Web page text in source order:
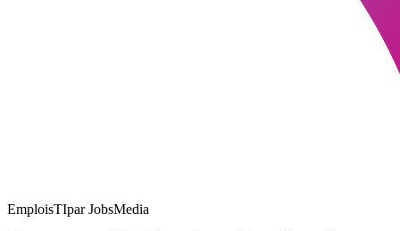
EmploisTIpar JobsMedia